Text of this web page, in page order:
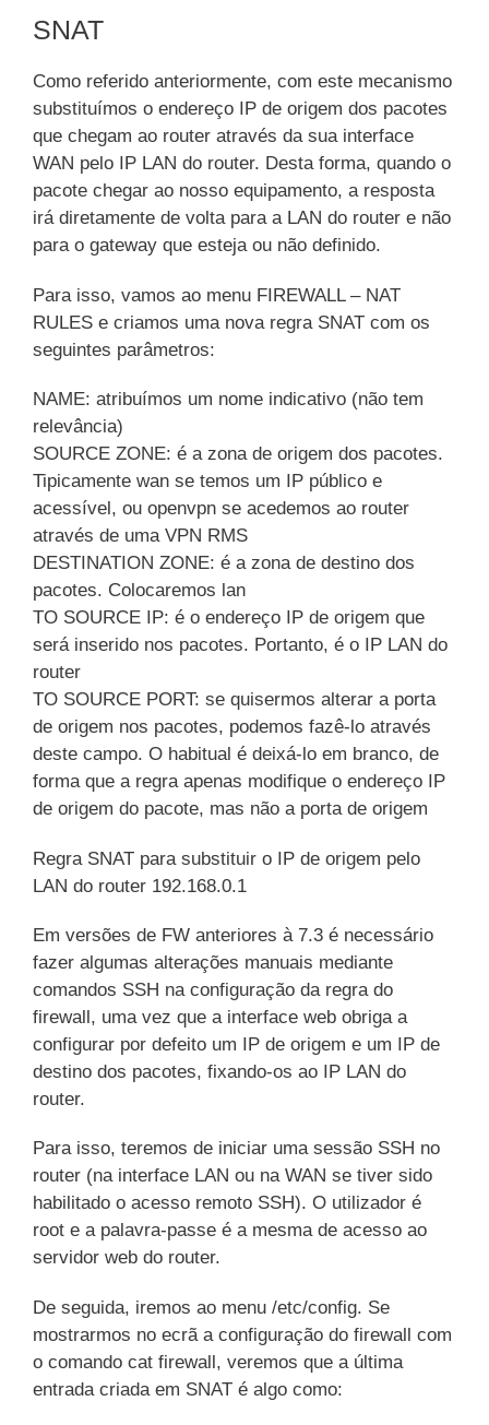
SNAT
Como referido anteriormente, com este mecanismo
substituímos o endereço IP de origem dos pacotes
que chegam ao router através da sua interface
WAN pelo IP LAN do router. Desta forma, quando o
pacote chegar ao nosso equipamento, a resposta
irá diretamente de volta para a LAN do router e não
para o gateway que esteja ou não definido.
Para isso, vamos ao menu FIREWALL – NAT
RULES e criamos uma nova regra SNAT com os
seguintes parâmetros:
NAME: atribuímos um nome indicativo (não tem
relevância)
SOURCE ZONE: é a zona de origem dos pacotes.
Tipicamente wan se temos um IP público e
acessível, ou openvpn se acedemos ao router
através de uma VPN RMS
DESTINATION ZONE: é a zona de destino dos
pacotes. Colocaremos lan
TO SOURCE IP: é o endereço IP de origem que
será inserido nos pacotes. Portanto, é o IP LAN do
router
TO SOURCE PORT: se quisermos alterar a porta
de origem nos pacotes, podemos fazê-lo através
deste campo. O habitual é deixá-lo em branco, de
forma que a regra apenas modifique o endereço IP
de origem do pacote, mas não a porta de origem
Regra SNAT para substituir o IP de origem pelo
LAN do router 192.168.0.1
Em versões de FW anteriores à 7.3 é necessário
fazer algumas alterações manuais mediante
comandos SSH na configuração da regra do
firewall, uma vez que a interface web obriga a
configurar por defeito um IP de origem e um IP de
destino dos pacotes, fixando-os ao IP LAN do
router.
Para isso, teremos de iniciar uma sessão SSH no
router (na interface LAN ou na WAN se tiver sido
habilitado o acesso remoto SSH). O utilizador é
root e a palavra-passe é a mesma de acesso ao
servidor web do router.
De seguida, iremos ao menu /etc/config. Se
mostrarmos no ecrã a configuração do firewall com
o comando cat firewall, veremos que a última
entrada criada em SNAT é algo como: